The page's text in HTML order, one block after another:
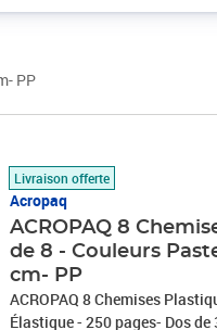
PP
Livraison offerte
Acropaq
ACROPAQ 8
de 8 - Couleurs
cm- PP
ACROPAQ 8 Chemises
Élastique - 250 pages- Dos
Prix barré 29,16 €
Prix 20,79€